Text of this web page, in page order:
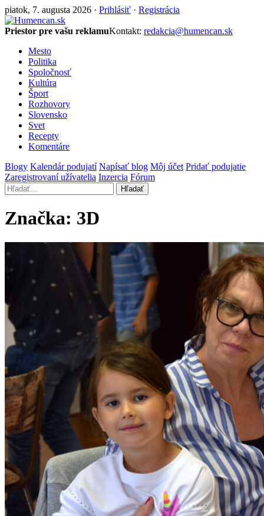
piatok, 7. augusta 2026 · Prihlásiť · Registrácia
Priestor pre vašu reklamuKontakt: redakcia@humencan.sk
Mesto
Politika
Spoločnosť
Kultúra
Šport
Rozhovory
Slovensko
Svet
Recepty
Komentáre
Blogy Kalendár podujatí Napísať blog Môj účet Pridať podujatie
Zaregistrovaní užívatelia Inzercia Fórum
Hľadať
Značka: 3D